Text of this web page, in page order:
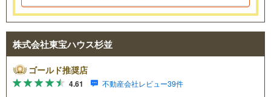
株式会社東宝ハウス杉並
ゴールド推奨店
4.61 不動産会社レビュー39件